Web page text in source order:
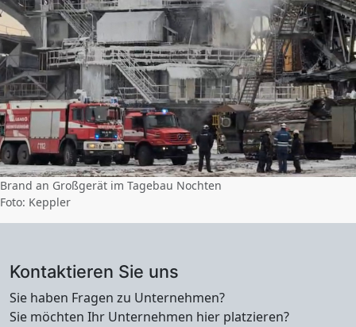
Brand an Großgerät im Tagebau Nochten
Foto: Keppler
Kontaktieren Sie uns
Sie haben Fragen zu Unternehmen?
Sie möchten Ihr Unternehmen hier platzieren?